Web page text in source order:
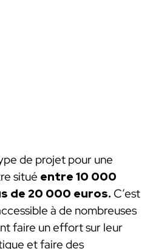
de projet pour une
situé entre 10 000
de 20 000 euros. C’est
à de nombreuses
faire un effort sur leur
et faire des